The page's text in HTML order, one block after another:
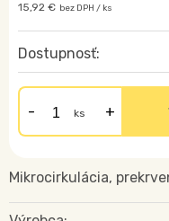
15,92 € bez DPH / ks
Dostupnosť:
ks
Mikrocirkulácia,